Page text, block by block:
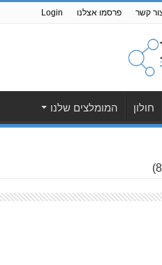
קשר פרסמו אצלנו Login
חולון המומלצים שלנו